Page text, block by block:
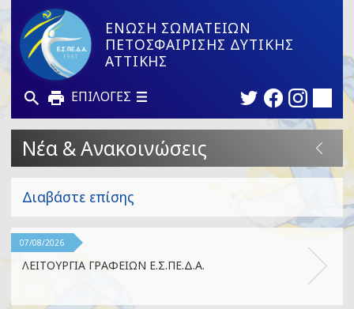
ΕΝΩΣΗ ΣΩΜΑΤΕΙΩΝ
ΠΕΤΟΣΦΑΙΡΙΣΗΣ ΔΥΤΙΚΗΣ
ΑΤΤΙΚΗΣ
ΕΠΙΛΟΓΕΣ
Νέα & Ανακοινώσεις
Διαβάστε επίσης
07/08/2026
ΛΕΙΤΟΥΡΓΙΑ ΓΡΑΦΕΙΩΝ Ε.Σ.ΠΕ.Δ.Α.